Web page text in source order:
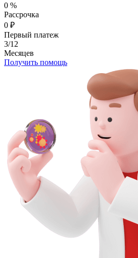
0 %
Рассрочка
0 ₽
Первый платеж
3/12
Месяцев
Получить помощь